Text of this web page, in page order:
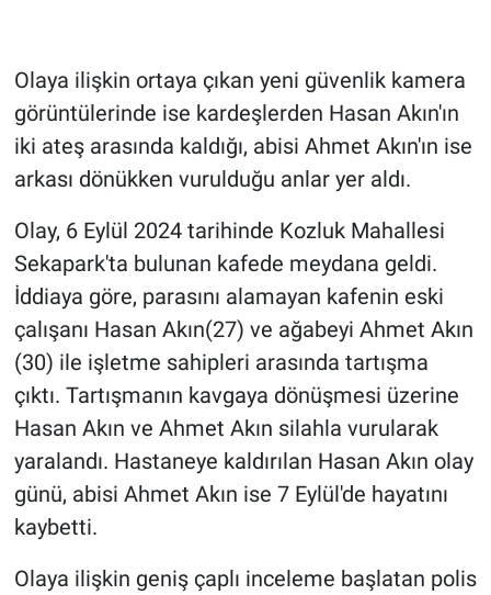
Olaya ilişkin ortaya çıkan yeni güvenlik kamera
görüntülerinde ise kardeşlerden Hasan Akın'ın
iki ateş arasında kaldığı, abisi Ahmet Akın'ın ise
arkası dönükken vurulduğu anlar yer aldı.
Olay, 6 Eylül 2024 tarihinde Kozluk Mahallesi
Sekapark'ta bulunan kafede meydana geldi.
İddiaya göre, parasını alamayan kafenin eski
çalışanı Hasan Akın(27) ve ağabeyi Ahmet Akın
(30) ile işletme sahipleri arasında tartışma
çıktı. Tartışmanın kavgaya dönüşmesi üzerine
Hasan Akın ve Ahmet Akın silahla vurularak
yaralandı. Hastaneye kaldırılan Hasan Akın olay
günü, abisi Ahmet Akın ise 7 Eylül'de hayatını
kaybetti.
Olaya ilişkin geniş çaplı inceleme başlatan polis